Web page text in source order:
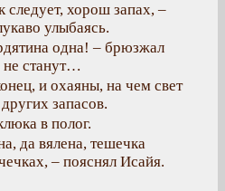
следует, хорош запах, –
улыбаясь.
одна! – брюзжал
не станут…
и охаяны, на чем свет
запасов.
в полог.
да вялена, тешечка
– пояснял Исайя.